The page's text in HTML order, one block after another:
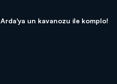
Arda'ya un kavanozu ile komplo!